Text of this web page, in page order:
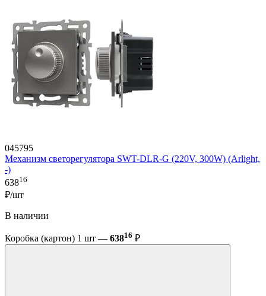
045795
Механизм светорегулятора SWT-DLR-G (220V, 300W) (Arlight,
-)
63816
₽/шт
В наличии
Коробка (картон) 1 шт — 63816 ₽